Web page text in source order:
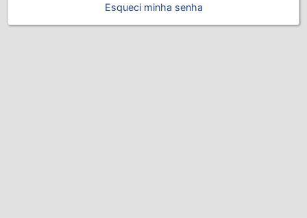
Esqueci minha senha